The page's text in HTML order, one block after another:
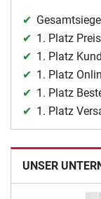
1. Platz
1. Platz
1. Platz
1. Platz
1. Platz
UNSER